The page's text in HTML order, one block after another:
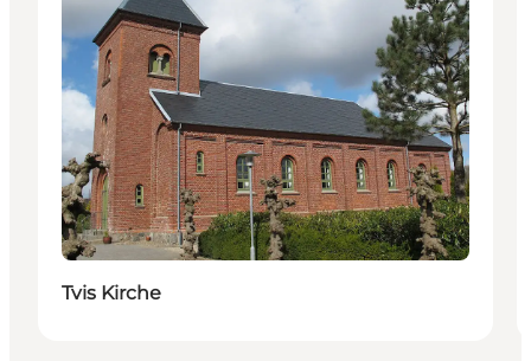
Tvis Kirche